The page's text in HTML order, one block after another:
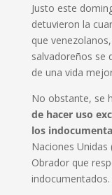
Justo este
detuvieron la
que
salvadoreños se
de una vida
No obstante, se
de hacer uso
los
Naciones
Obrador que
indocumentados.